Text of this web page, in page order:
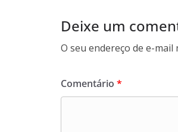
Deixe um
O seu endereço de e-mail
Comentário *